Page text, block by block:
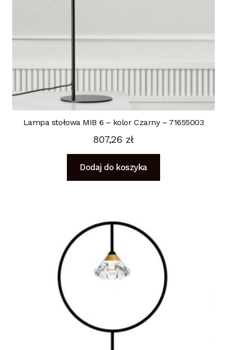
Lampa stołowa MIB 6 – kolor Czarny – 71655003
807,26 zł
Dodaj do koszyka